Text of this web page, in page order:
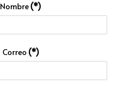
Nombre(*)
Correo (*)